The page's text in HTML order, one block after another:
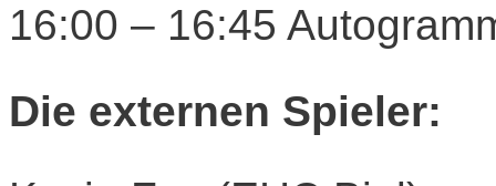
16:00 – 16:45
Die externen Spieler: